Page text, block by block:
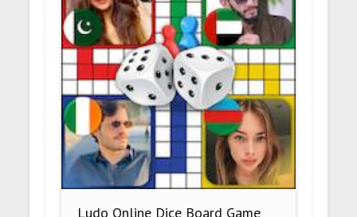
Ludo Online Dice Board Game